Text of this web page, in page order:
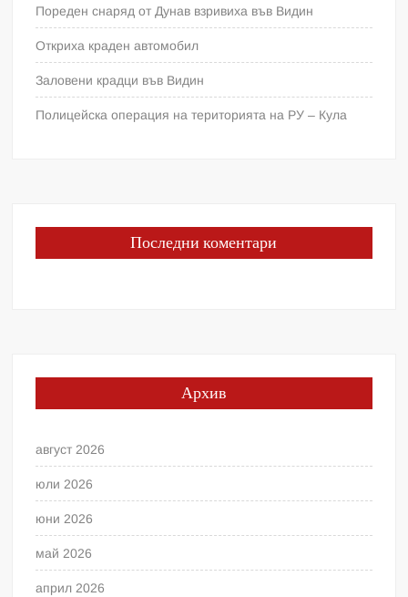
Пореден снаряд от Дунав взривиха във Видин
Откриха краден автомобил
Заловени крадци във Видин
Полицейска операция на територията на РУ – Кула
Последни коментари
Архив
август 2026
юли 2026
юни 2026
май 2026
април 2026